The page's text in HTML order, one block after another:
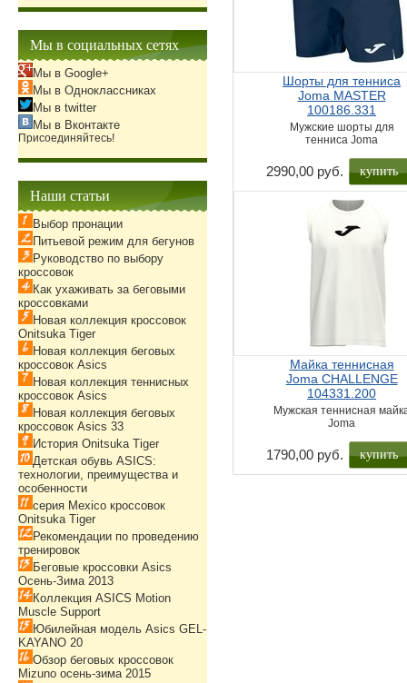
Шорты для тенниса
Joma MASTER
100186.331
Мужские шорты для
тенниса Joma
2990,00 руб. купить
Майка теннисная
Joma CHALLENGE
104331.200
Мужская теннисная
Joma
1790,00 руб. купить
Мы в социальных сетях
Мы в Google+
Мы в Одноклассниках
Мы в twitter
Мы в Вконтакте
Присоединяйтесь!
Наши статьи
Выбор пронации
Питьевой режим для бегунов
Руководство по выбору
кроссовок
Как ухаживать за беговыми
кроссовками
Новая коллекция кроссовок
Onitsuka Tiger
Новая коллекция беговых
кроссовок Asics
Новая коллекция теннисных
кроссовок Asics
Новая коллекция беговых
кроссовок Asics 33
История Onitsuka Tiger
Детская обувь ASICS:
технологии, преимущества и
особенности
серия Mexico кроссовок
Onitsuka Tiger
Рекомендации по проведению
тренировок
Беговые кроссовки Asics
Осень-Зима 2013
Коллекция ASICS Motion
Muscle Support
Юбилейная модель Asics GEL-
KAYANO 20
Обзор беговых кроссовок
Mizuno осень-зима 2015